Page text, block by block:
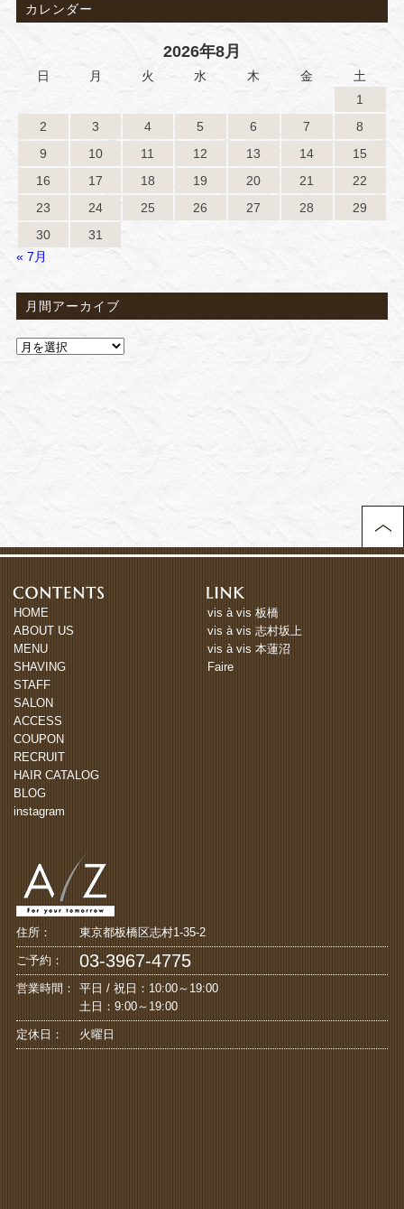
カレンダー
2026年8月
日 月 火 水 木 金
土
1
2
3 4 5 6 7
8
9
10 11 12 13 14
15
16
17 18 19 20 21
22
23
24 25 26 27 28
29
30
31
« 7月
月間アーカイブ
HOME
ABOUT US
MENU
SHAVING
STAFF
SALON
ACCESS
COUPON
RECRUIT
HAIR CATALOG
BLOG
instagram
vis à vis 板橋
vis à vis 志村坂上
vis à vis 本蓮沼
Faire
住所： 東京都板橋区志村1-35-2
ご予約： 03-3967-4775
営業時間：
平日 / 祝日：10:00～19:00
土日：9:00～19:00
定休日： 火曜日